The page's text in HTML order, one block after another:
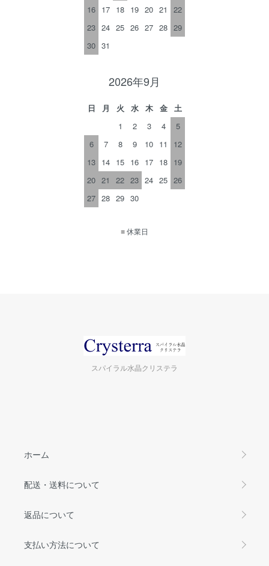
16 17 18 19 20 21
22
23 24 25 26 27 28 29
30 31
2026年9月
日 月 火 水 木 金
土
1
2 3 4
5
6
7 8 9 10 11
12
13 14 15 16 17 18 19
20 21 22 23 24 25 26
27 28 29 30
■休業日
スパイラル水晶クリステラ
ホーム
配送・送料について
返品について
支払い方法について